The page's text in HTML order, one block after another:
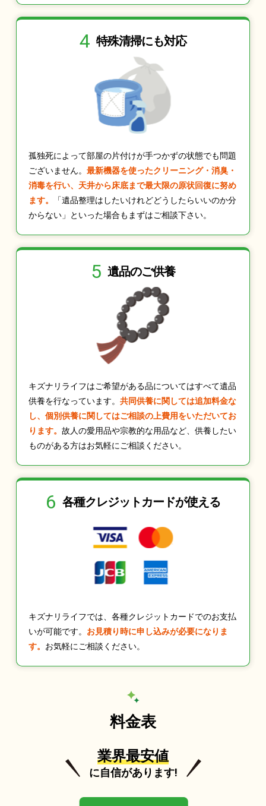
4 特殊清掃にも対応
孤独死によって部屋の片付けが手つかずの状態でも問題
ございません。 最新機器を使ったクリーニング・消臭・
消毒を行い、天井から床底まで最大限の原状回復に努め
ます。
「遺品整理はしたいけれどどうしたらいいのか分
からない」といった場合もまずはご相談下さい。
5 遺品のご供養
キズナリライフはご希望がある品についてはすべて遺品
供養を行なっています。 共同供養に関しては追加料金な
し、個別供養に関してはご相談の上費用をいただいてお
ります。 故人の愛用品や宗教的な用品など、供養したい
ものがある方はお気軽にご相談ください。
6 各種クレジットカードが使える
キズナリライフでは、各種クレジットカードでのお支払
いが可能です。 お見積り時に申し込みが必要になりま
す。 お気軽にご相談ください。
料金表
業界最安値
に自信があります!